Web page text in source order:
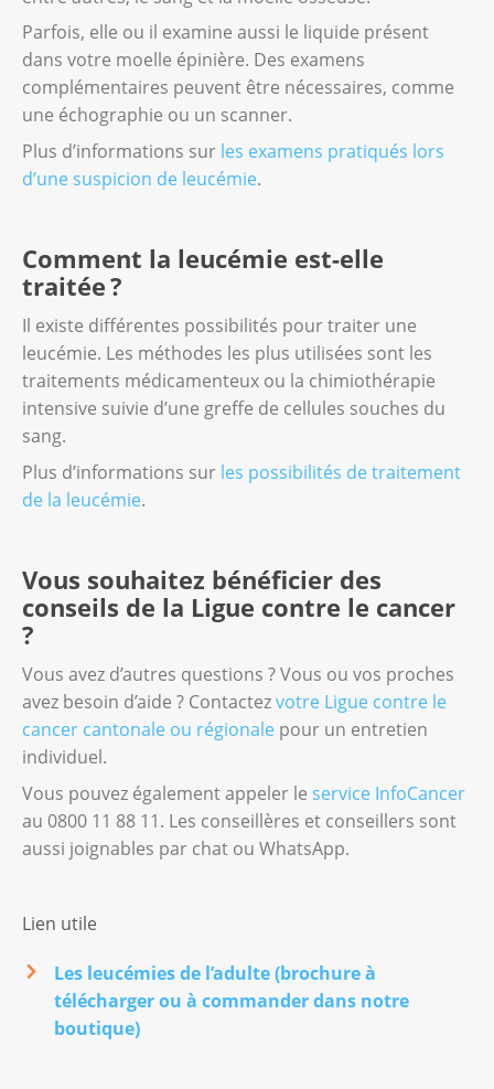
Parfois, elle ou il examine aussi le liquide présent
dans votre moelle épinière. Des examens
complémentaires peuvent être nécessaires, comme
une échographie ou un scanner.
Plus d’informations sur les examens pratiqués lors
d’une suspicion de leucémie.
Comment la leucémie est-elle
traitée ?
Il existe différentes possibilités pour traiter une
leucémie. Les méthodes les plus utilisées sont les
traitements médicamenteux ou la chimiothérapie
intensive suivie d’une greffe de cellules souches du
sang.
Plus d’informations sur les possibilités de traitement
de la leucémie.
Vous souhaitez bénéficier des
conseils de la Ligue contre le cancer
?
Vous avez d’autres questions ? Vous ou vos proches
avez besoin d’aide ? Contactezvotre Ligue contre le
cancer cantonale ou régionale pour un entretien
individuel.
Vous pouvez également appeler le service InfoCancer
au 0800 11 88 11. Les conseillères et conseillers sont
aussi joignables par chat ou WhatsApp.
Lien utile
Les leucémies de l’adulte (brochure à
télécharger ou à commander dans notre
boutique)